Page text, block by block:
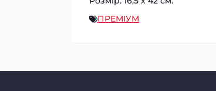
ПРЕМІУМ